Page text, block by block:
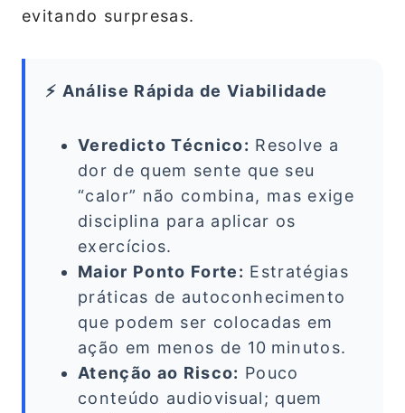
evitando surpresas.
⚡ Análise Rápida de Viabilidade
Veredicto Técnico: Resolve a
dor de quem sente que seu
“calor” não combina, mas exige
disciplina para aplicar os
exercícios.
Maior Ponto Forte: Estratégias
práticas de autoconhecimento
que podem ser colocadas em
ação em menos de 10 minutos.
Atenção ao Risco: Pouco
conteúdo audiovisual; quem